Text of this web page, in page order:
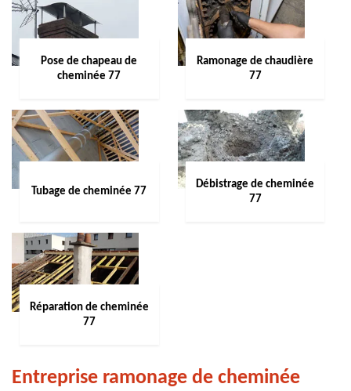
Pose de chapeau de
cheminée 77
Ramonage de chaudière
77
Tubage de cheminée 77
Débistrage de cheminée
77
Réparation de cheminée
77
Entreprise ramonage de cheminée